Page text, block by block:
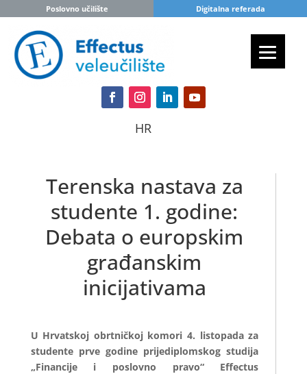
Poslovno učilište Digitalna referada
HR
Terenska nastava za
studente 1. godine:
Debata o europskim
građanskim
inicijativama
U Hrvatskoj obrtničkoj komori 4. listopada za
studente prve godine prijediplomskog studija
„Financije i poslovno pravo“ Effectus